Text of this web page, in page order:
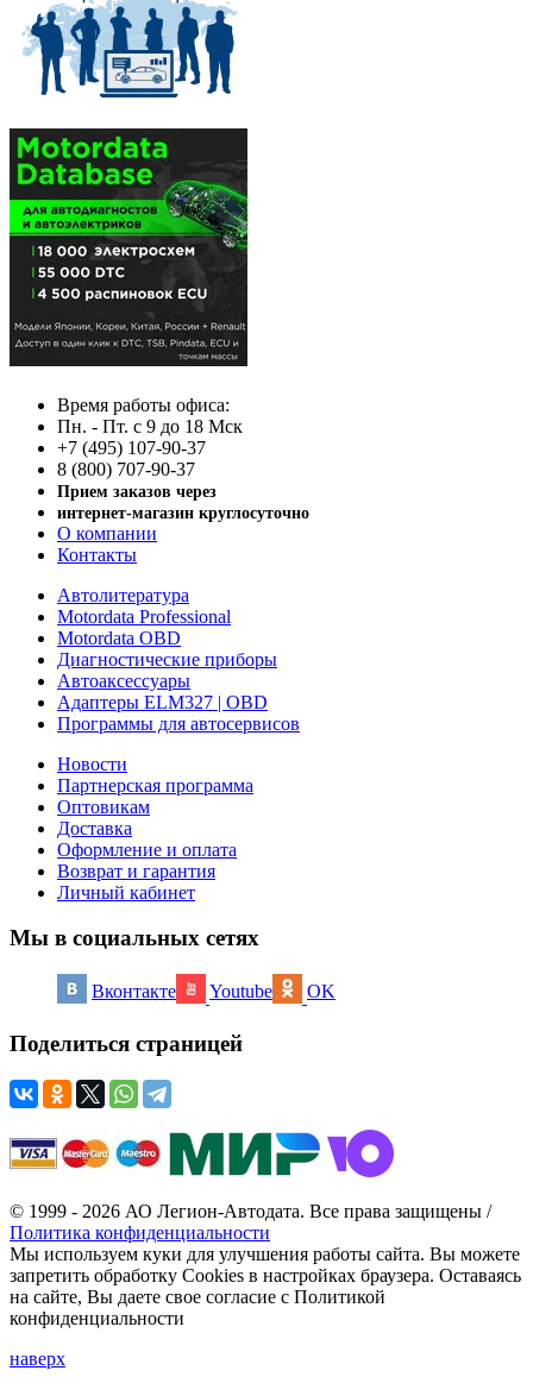
Время работы офиса:
Пн. - Пт. с 9 до 18 Мск
+7 (495) 107-90-37
8 (800) 707-90-37
Прием заказов через
интернет-магазин круглосуточно
О компании
Контакты
Автолитература
Motordata Professional
Motordata OBD
Диагностические приборы
Автоаксессуары
Адаптеры ELM327 | OBD
Программы для автосервисов
Новости
Партнерская программа
Оптовикам
Доставка
Оформление и оплата
Возврат и гарантия
Личный кабинет
Мы в социальных сетях
Вконтакте Youtube OK
Поделиться страницей
© 1999 - 2026 АО Легион-Автодата. Все права защищены /
Политика конфиденциальности
Мы используем куки для улучшения работы сайта. Вы можете
запретить обработку Cookies в настройках браузера. Оставаясь
на сайте, Вы даете свое согласие с Политикой
конфиденциальности
наверх